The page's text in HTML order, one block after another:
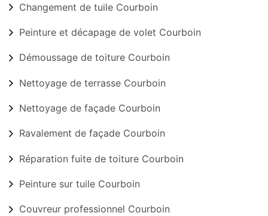
Changement de tuile Courboin
Peinture et décapage de volet Courboin
Démoussage de toiture Courboin
Nettoyage de terrasse Courboin
Nettoyage de façade Courboin
Ravalement de façade Courboin
Réparation fuite de toiture Courboin
Peinture sur tuile Courboin
Couvreur professionnel Courboin